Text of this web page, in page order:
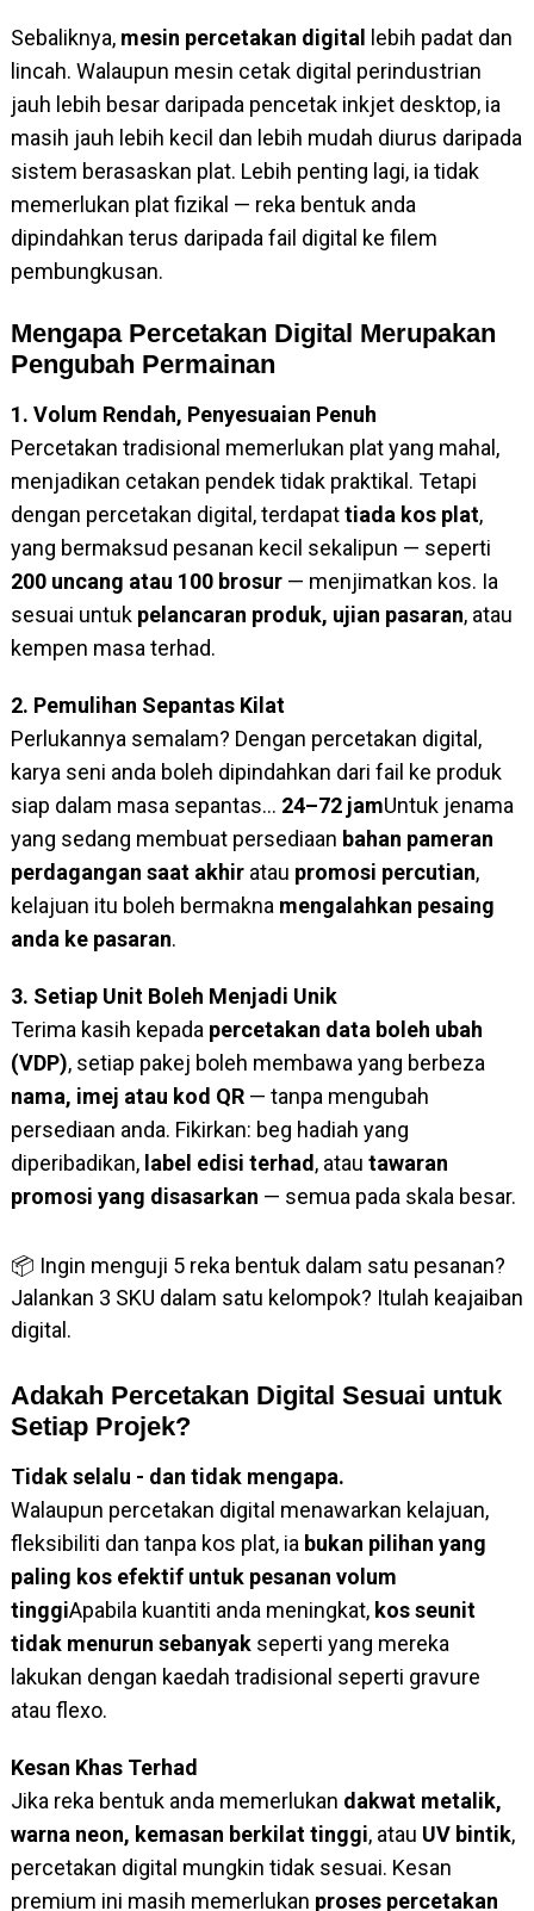
Sebaliknya, mesin percetakan digital
lebih padat dan
lincah. Walaupun mesin cetak digital perindustrian
jauh lebih besar daripada pencetak inkjet desktop, ia
masih jauh lebih kecil dan lebih mudah diurus daripada
sistem berasaskan plat. Lebih penting lagi, ia tidak
memerlukan plat fizikal — reka bentuk anda
dipindahkan terus daripada fail digital ke filem
pembungkusan.
Mengapa Percetakan Digital Merupakan
Pengubah Permainan
1. Volum Rendah, Penyesuaian Penuh
Percetakan tradisional memerlukan plat yang mahal,
menjadikan cetakan pendek tidak praktikal. Tetapi
dengan percetakan digital, terdapattiada kos plat,
yang bermaksud pesanan kecil sekalipun — seperti
200 uncang atau 100 brosur— menjimatkan kos. Ia
sesuai untuk pelancaran produk, ujian pasaran, atau
kempen masa terhad.
2. Pemulihan Sepantas Kilat
Perlukannya semalam? Dengan percetakan digital,
karya seni anda boleh dipindahkan dari fail ke produk
siap dalam masa sepantas... 24–72 jamUntuk jenama
yang sedang membuat persediaan bahan pameran
perdagangan saat akhiratau promosi percutian,
kelajuan itu boleh bermakna mengalahkan pesaing
anda ke pasaran.
3. Setiap Unit Boleh Menjadi Unik
Terima kasih kepada percetakan data boleh ubah
(VDP), setiap pakej boleh membawa yang berbeza
nama, imej atau kod QR— tanpa mengubah
persediaan anda. Fikirkan: beg hadiah yang
diperibadikan, label edisi terhad , atau tawaran
promosi yang disasarkan — semua pada skala besar.
📦 Ingin menguji 5 reka bentuk dalam satu pesanan?
Jalankan 3 SKU dalam satu kelompok? Itulah keajaiban
digital.
Adakah Percetakan Digital Sesuai untuk
Setiap Projek?
Tidak selalu - dan tidak mengapa.
Walaupun percetakan digital menawarkan kelajuan,
fleksibiliti dan tanpa kos plat, ia bukan pilihan yang
paling kos efektif untuk pesanan volum
tinggiApabila kuantiti anda meningkat, kos seunit
tidak menurun sebanyakseperti yang mereka
lakukan dengan kaedah tradisional seperti gravure
atau flexo.
Kesan Khas Terhad
Jika reka bentuk anda memerlukan dakwat metalik,
warna neon, kemasan berkilat tinggi, atau UV bintik,
percetakan digital mungkin tidak sesuai. Kesan
premium ini masih memerlukan proses percetakan